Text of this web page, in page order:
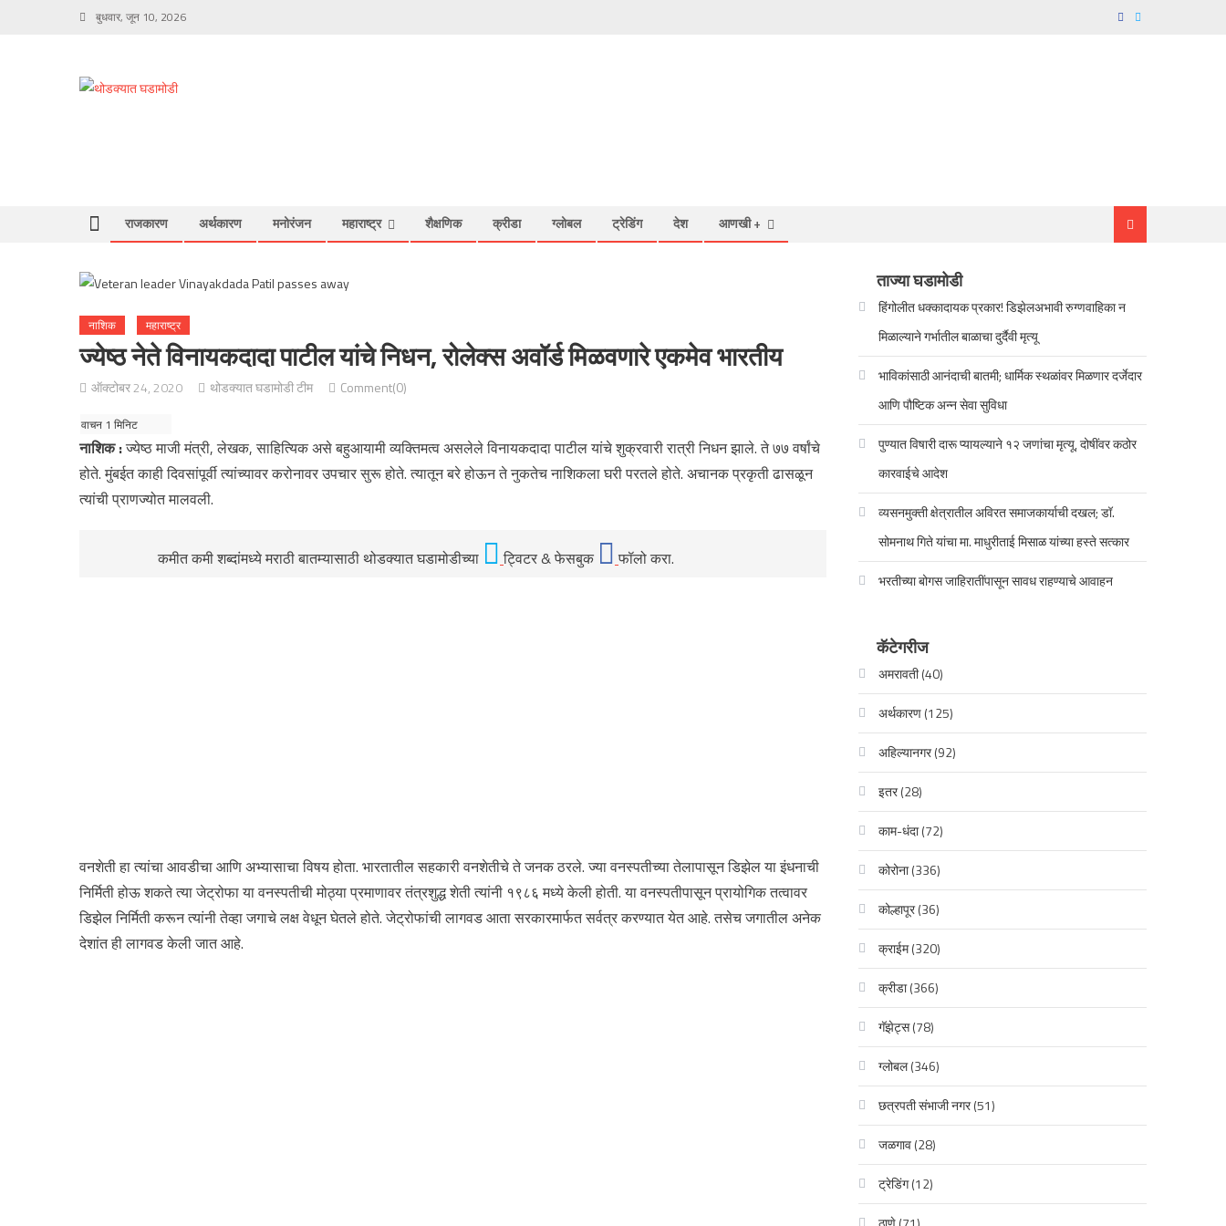
बुधवार, जून 10, 2026
राजकारण अर्थकारण मनोरंजन महाराष्ट्र शैक्षणिक क्रीडा ग्लोबल ट्रेडिंग देश आणखी +
नाशिक महाराष्ट्र
ज्येष्ठ नेते विनायकदादा पाटील यांचे निधन, रोलेक्स अवॉर्ड मिळवणारे एकमेव भारतीय
ऑक्टोबर 24, 2020 थोडक्यात घडामोडी टीम Comment(0)
नाशिक :ज्येष्ठ माजी मंत्री, लेखक, साहित्यिक असे बहुआयामी व्यक्तिमत्व असलेले विनायकदादा पाटील यांचे शुक्रवारी रात्री निधन झाले. ते ७७ वर्षांचे
होते. मुंबईत काही दिवसांपूर्वी त्यांच्यावर करोनावर उपचार सुरू होते. त्यातून बरे होऊन ते नुकतेच नाशिकला घरी परतले होते. अचानक प्रकृती ढासळून
त्यांची प्राणज्योत मालवली.
कमीत कमी शब्दांमध्ये मराठी बातम्यासाठी थोडक्यात घडामोडीच्या ट्विटर & फेसबुक फॉलो करा.
वनशेती हा त्यांचा आवडीचा आणि अभ्यासाचा विषय होता. भारतातील सहकारी वनशेतीचे ते जनक ठरले. ज्या वनस्पतीच्या तेलापासून डिझेल या इंधनाची
निर्मिती होऊ शकते त्या जेट्रोफा या वनस्पतीची मोठ्या प्रमाणावर तंत्रशुद्ध शेती त्यांनी १९८६ मध्ये केली होती. या वनस्पतीपासून प्रायोगिक तत्वावर
डिझेल निर्मिती करून त्यांनी तेव्हा जगाचे लक्ष वेधून घेतले होते. जेट्रोफांची लागवड आता सरकारमार्फत सर्वत्र करण्यात येत आहे. तसेच जगातील अनेक
देशांत ही लागवड केली जात आहे.
ताज्या घडामोडी
हिंगोलीत धक्कादायक प्रकार! डिझेलअभावी रुग्णवाहिका न
मिळाल्याने गर्भातील बाळाचा दुर्दैवी मृत्यू
भाविकांसाठी आनंदाची बातमी; धार्मिक स्थळांवर मिळणार दर्जेदार
आणि पौष्टिक अन्न सेवा सुविधा
पुण्यात विषारी दारू प्यायल्याने १२ जणांचा मृत्यू, दोषींवर कठोर
कारवाईचे आदेश
व्यसनमुक्ती क्षेत्रातील अविरत समाजकार्याची दखल; डॉ.
सोमनाथ गिते यांचा मा. माधुरीताई मिसाळ यांच्या हस्ते सत्कार
भरतीच्या बोगस जाहिरातींपासून सावध राहण्याचे आवाहन
कॅटेगरीज
अमरावती(40)
अर्थकारण(125)
अहिल्यानगर(92)
इतर(28)
काम-धंदा(72)
कोरोना(336)
कोल्हापूर(36)
क्राईम(320)
क्रीडा(366)
गॅझेट्स(78)
ग्लोबल(346)
छत्रपती संभाजी नगर(51)
जळगाव(28)
ट्रेडिंग(12)